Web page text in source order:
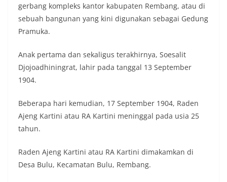
gerbang kompleks kantor kabupaten Rembang, atau di
sebuah bangunan yang kini digunakan sebagai Gedung
Pramuka.
Anak pertama dan sekaligus terakhirnya, Soesalit
Djojoadhiningrat, lahir pada tanggal 13 September
1904.
Beberapa hari kemudian, 17 September 1904, Raden
Ajeng Kartini atau RA Kartini meninggal pada usia 25
tahun.
Raden Ajeng Kartini atau RA Kartini dimakamkan di
Desa Bulu, Kecamatan Bulu, Rembang.